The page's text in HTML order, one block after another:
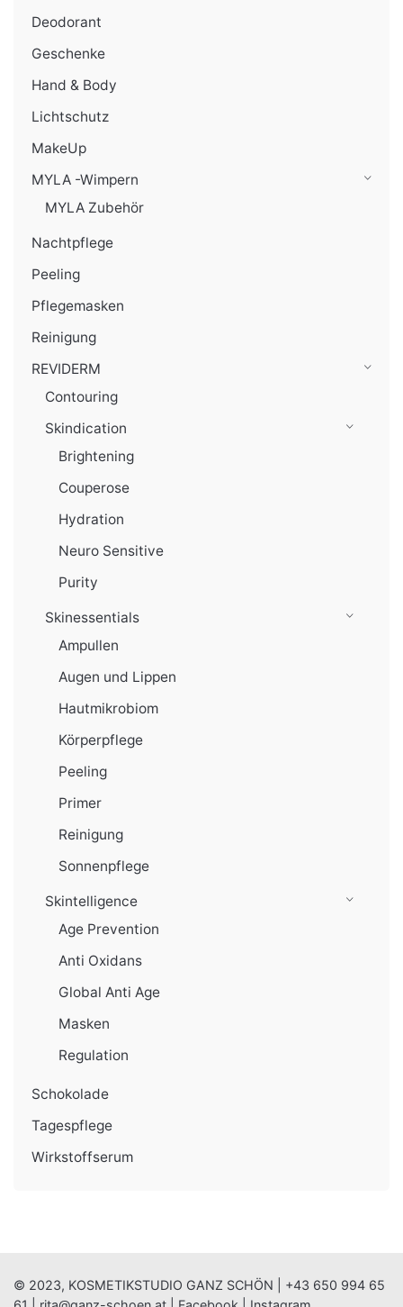
Deodorant
Geschenke
Hand & Body
Lichtschutz
MakeUp
MYLA -Wimpern
MYLA Zubehör
Nachtpflege
Peeling
Pflegemasken
Reinigung
REVIDERM
Contouring
Skindication
Brightening
Couperose
Hydration
Neuro Sensitive
Purity
Skinessentials
Ampullen
Augen und Lippen
Hautmikrobiom
Körperpflege
Peeling
Primer
Reinigung
Sonnenpflege
Skintelligence
Age Prevention
Anti Oxidans
Global Anti Age
Masken
Regulation
Schokolade
Tagespflege
Wirkstoffserum
© 2023, KOSMETIKSTUDIO GANZ SCHÖN | +43 650 994 65